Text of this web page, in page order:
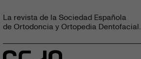
La revista de la Sociedad Española
de Ortodoncia y Ortopedia Dentofacial.